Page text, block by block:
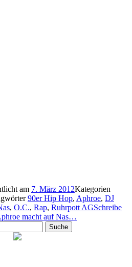
am 7. März 2012Kategorien
90er Hip Hop, Aphroe, DJ
, O.C., Rap, Ruhrpott AGSchreibe
macht auf Nas…
Suche